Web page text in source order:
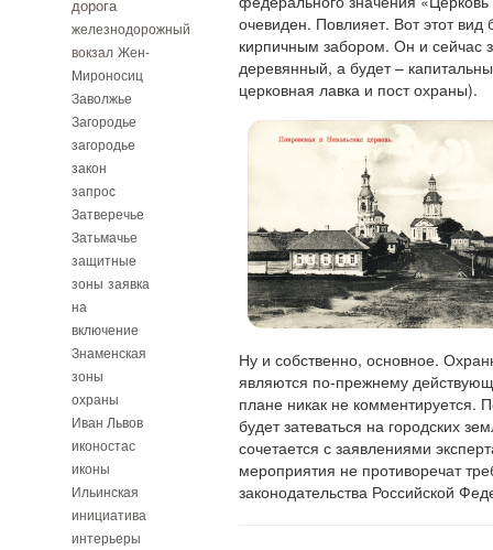
дорога
железнодорожный
вокзал Жен-
Мироносиц
Заволжье
Загородье
загородье
закон
запрос
Затверечье
Затьмачье
защитные
зоны заявка
на
включение
Знаменская
зоны
охраны
Иван Львов
иконостас
иконы
Ильинская
инициатива
интерьеры
очевиден. Повлияет. Вот этот вид
кирпичным забором. Он и сейчас
деревянный, а будет –
церковная лавка и пост охраны).
Ну и собственно, основное.
являются по-прежнему
плане никак не комментируется.
будет затеваться на городских
сочетается с заявлениями
мероприятия не противоречат
законодательства Российской